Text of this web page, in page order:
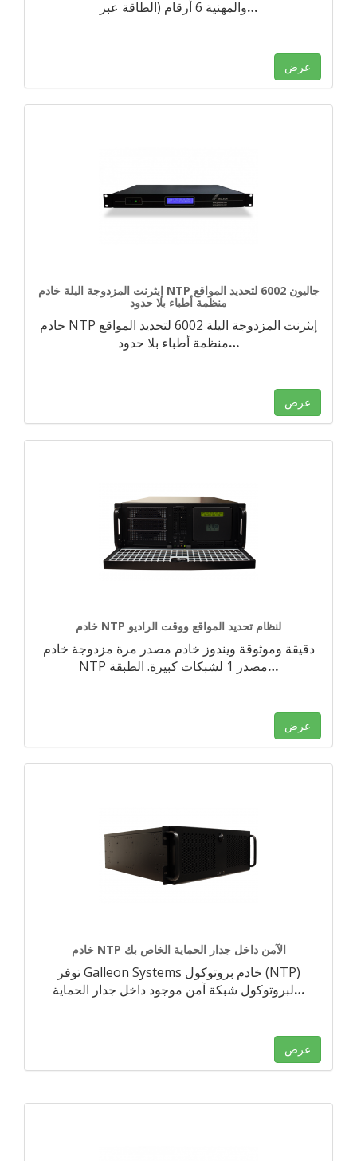
والمهنية 6 أرقام (الطاقة عبر…
عرض
إيثرنت المزدوجة اليلة خادم NTP جاليون 6002 لتحديد المواقع
منظمة أطباء بلا حدود
خادم NTP إيثرنت المزدوجة اليلة 6002 لتحديد المواقع
منظمة أطباء بلا حدود…
عرض
خادم NTP لنظام تحديد المواقع ووقت الراديو
دقيقة وموثوقة ويندوز خادم مصدر مرة مزدوجة خادم
NTP مصدر 1 لشبكات كبيرة. الطبقة…
عرض
خادم NTP الآمن داخل جدار الحماية الخاص بك
توفر Galleon Systems خادم بروتوكول (NTP)
لبروتوكول شبكة آمن موجود داخل جدار الحماية…
عرض